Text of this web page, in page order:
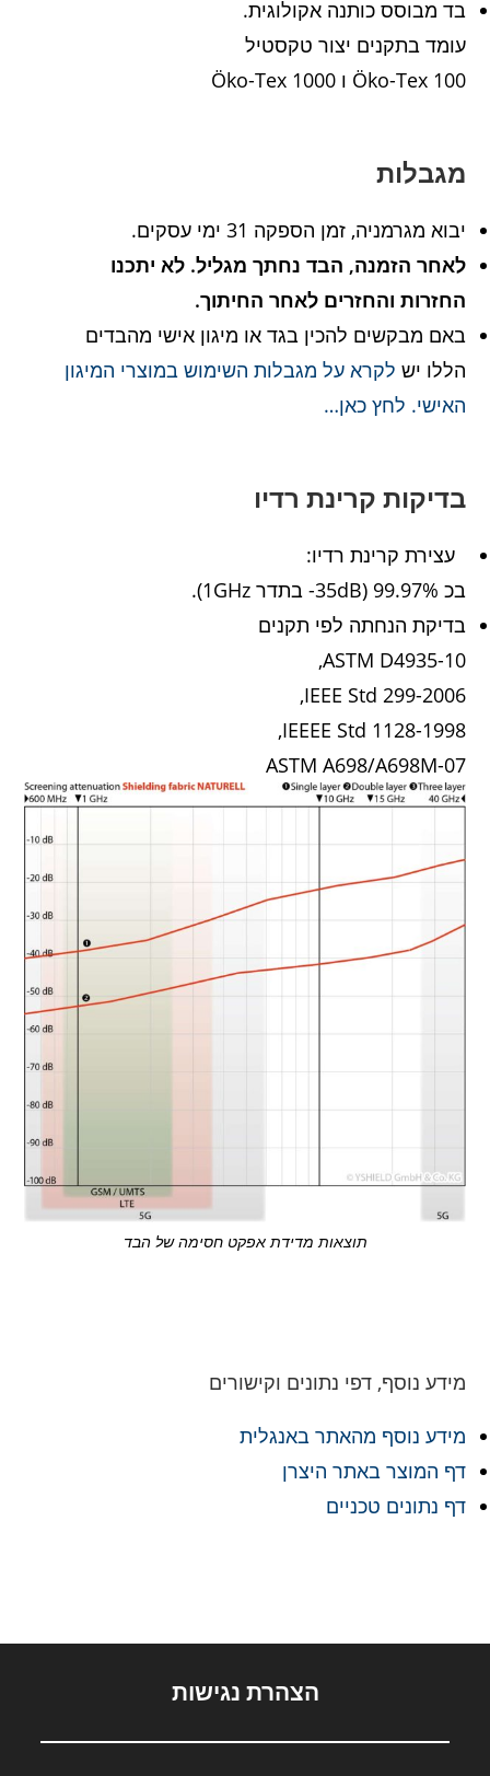
בד מבוסס כותנה אקולוגית.
עומד בתקנים יצור טקסטיל
Öko-Tex 100 ו Öko-Tex 1000
מגבלות
יבוא מגרמניה, זמן הספקה 31 ימי עסקים.
לאחר הזמנה, הבד נחתך מגליל. לא יתכנו
החזרות והחזרים לאחר החיתוך.
באם מבקשים להכין בגד או מיגון אישי מהבדים
הללו יש לקרא על מגבלות השימוש במוצרי המיגון
האישי. לחץ כאן…
בדיקות קרינת רדיו
עצירת קרינת רדיו:
בכ 99.97% (35dB- בתדר 1GHz).
בדיקת הנחתה לפי תקנים
ASTM D4935-10,
IEEE Std 299-2006,
IEEEE Std 1128-1998,
ASTM A698/A698M-07
תוצאות מדידת אפקט חסימה של הבד
מידע נוסף, דפי נתונים וקישורים
מידע נוסף מהאתר באנגלית
דף המוצר באתר היצרן
דף נתונים טכניים
הצהרת נגישות